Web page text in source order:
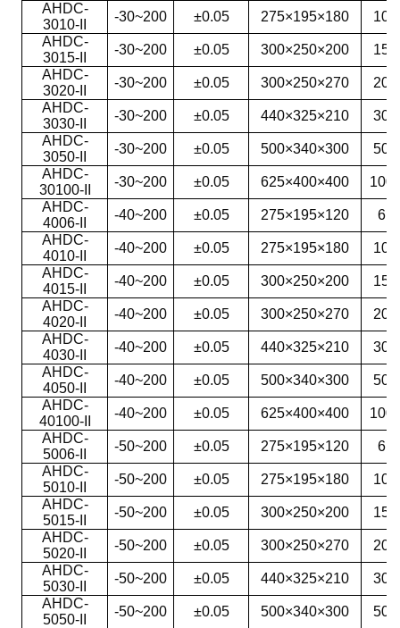
AHDC-
3010-II
-30~200 ±0.05 275×195×180
10
AHDC-
3015-II
-30~200 ±0.05 300×250×200
15
AHDC-
3020-II
-30~200 ±0.05 300×250×270
20
AHDC-
3030-II
-30~200 ±0.05 440×325×210
30
AHDC-
3050-II
-30~200 ±0.05 500×340×300
50
AHDC-
30100-II
-30~200 ±0.05 625×400×400
100
AHDC-
4006-II
-40~200 ±0.05 275×195×120
6
AHDC-
4010-II
-40~200 ±0.05 275×195×180
10
AHDC-
4015-II
-40~200 ±0.05 300×250×200
15
AHDC-
4020-II
-40~200 ±0.05 300×250×270
20
AHDC-
4030-II
-40~200 ±0.05 440×325×210
30
AHDC-
4050-II
-40~200 ±0.05 500×340×300
50
AHDC-
40100-II
-40~200 ±0.05 625×400×400
100
AHDC-
5006-II
-50~200 ±0.05 275×195×120
6
AHDC-
5010-II
-50~200 ±0.05 275×195×180
10
AHDC-
5015-II
-50~200 ±0.05 300×250×200
15
AHDC-
5020-II
-50~200 ±0.05 300×250×270
20
AHDC-
5030-II
-50~200 ±0.05 440×325×210
30
AHDC-
5050-II
-50~200 ±0.05 500×340×300
50